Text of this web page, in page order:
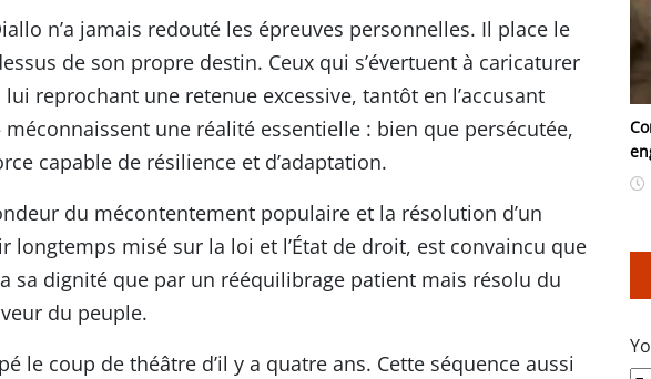
n’a jamais redouté les épreuves personnelles. Il place le
de son propre destin. Ceux qui s’évertuent à caricaturer
reprochant une retenue excessive, tantôt en l’accusant
une réalité essentielle : bien que persécutée,
capable de résilience et d’adaptation.
du mécontentement populaire et la résolution d’un
longtemps misé sur la loi et l’État de droit, est convaincu que
sa dignité que par un rééquilibrage patient mais résolu du
du peuple.
le coup de théâtre d’il y a quatre ans. Cette séquence aussi